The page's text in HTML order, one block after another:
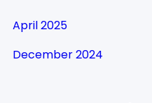
April 2025
December 2024